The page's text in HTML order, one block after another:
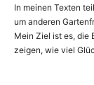
In meinen Texten
um anderen
Mein Ziel ist es, die
zeigen, wie viel